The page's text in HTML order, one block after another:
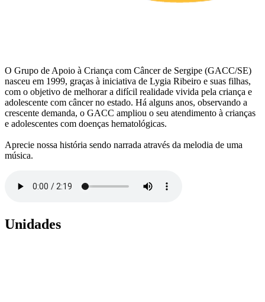
O Grupo de Apoio à Criança com Câncer de Sergipe (GACC/SE)
nasceu em 1999, graças à iniciativa de Lygia Ribeiro e suas filhas,
com o objetivo de melhorar a difícil realidade vivida pela criança e
adolescente com câncer no estado. Há alguns anos, observando a
crescente demanda, o GACC ampliou o seu atendimento à crianças
e adolescentes com doenças hematológicas.
Aprecie nossa história sendo narrada através da melodia de uma
música.
Unidades